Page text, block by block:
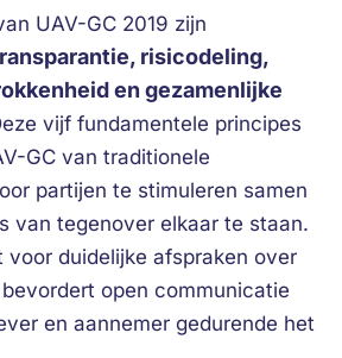
UAV-GC 2019 zijn
risicodeling,
en gezamenlijke
vijf fundamentele principes
GC van traditionele
partijen te stimuleren samen
van tegenover elkaar te staan.
duidelijke afspraken over
open communicatie
en aannemer gedurende het